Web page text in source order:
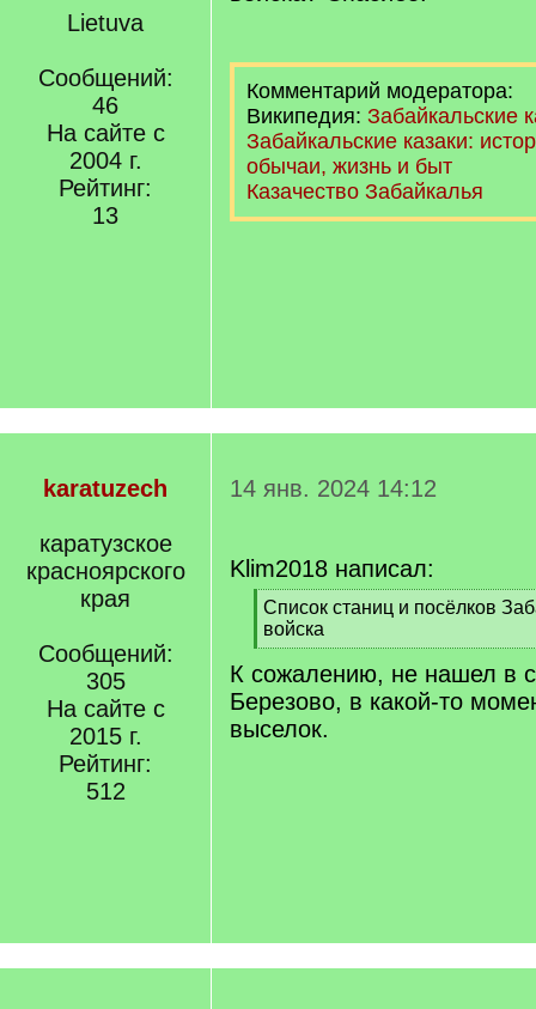
Lietuva
Сообщений:
46
На сайте с
2004 г.
Рейтинг:
13
Комментарий модератора:
Википедия: Забайкальские
Забайкальские казаки:
обычаи, жизнь и быт
Казачество Забайкалья
karatuzech
каратузское
красноярского
края
Сообщений:
305
На сайте с
2015 г.
Рейтинг:
512
14 янв. 2024 14:12
Klim2018 написал:
[
q
]
Список станиц и посёлков
войска
[
/
q
]
К сожалению, не нашел в
Березово, в какой-то
выселок.